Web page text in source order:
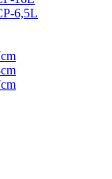
6,5L